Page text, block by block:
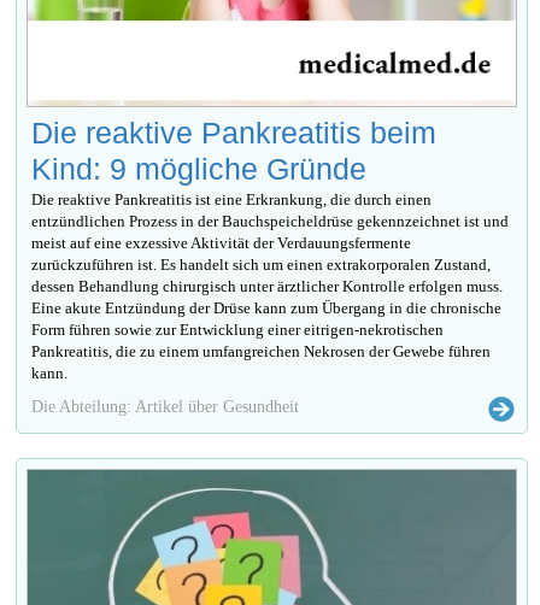
Die reaktive Pankreatitis beim
Kind: 9 mögliche Gründe
Die reaktive Pankreatitis ist eine Erkrankung, die durch einen
entzündlichen Prozess in der Bauchspeicheldrüse gekennzeichnet ist und
meist auf eine exzessive Aktivität der Verdauungsfermente
zurückzuführen ist. Es handelt sich um einen extrakorporalen Zustand,
dessen Behandlung chirurgisch unter ärztlicher Kontrolle erfolgen muss.
Eine akute Entzündung der Drüse kann zum Übergang in die chronische
Form führen sowie zur Entwicklung einer eitrigen-nekrotischen
Pankreatitis, die zu einem umfangreichen Nekrosen der Gewebe führen
kann.
Die Abteilung: Artikel über Gesundheit